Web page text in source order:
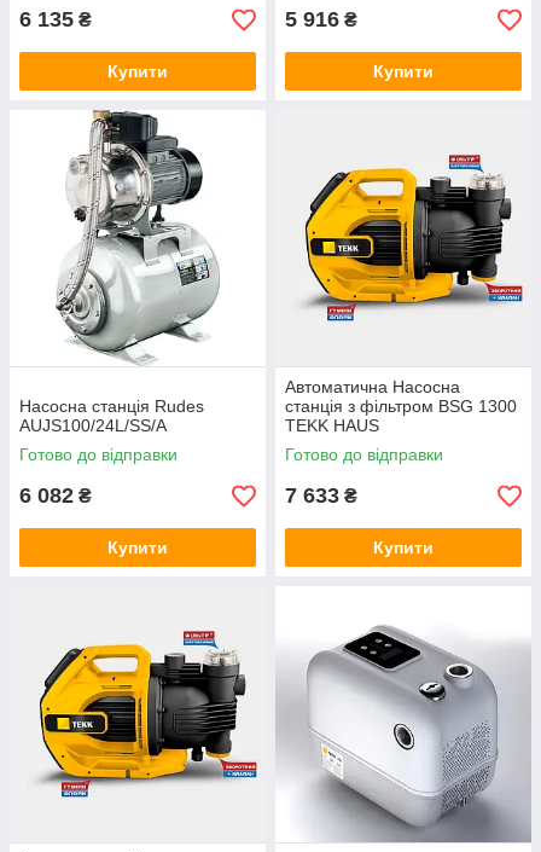
6 135 ₴
Купити
5 916 ₴
Купити
Насосна станція Rudes
AUJS100/24L/SS/A
Готово до відправки
6 082 ₴
Купити
Автоматична Насосна
станція з фільтром BSG 1300
TEKK HAUS
Готово до відправки
7 633 ₴
Купити